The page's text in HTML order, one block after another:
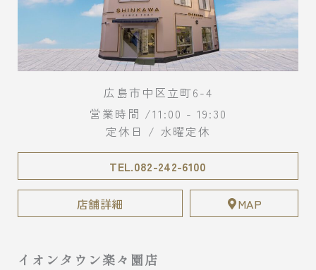
広島市中区立町6-4
営業時間 /11:00 - 19:30
定休日 / 水曜定休
TEL.082-242-6100
店舗詳細 MAP
イオンタウン楽々園店